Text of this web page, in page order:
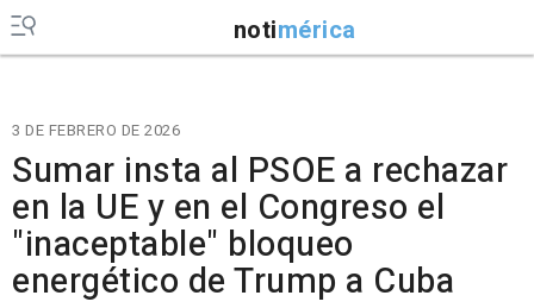
notimérica
3 DE FEBRERO DE 2026
Sumar insta al PSOE a rechazar
en la UE y en el Congreso el
"inaceptable" bloqueo
energético de Trump a Cuba